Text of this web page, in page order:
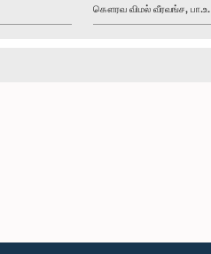
கௌரவ விமல் வீரவங்ச, பா.உ.